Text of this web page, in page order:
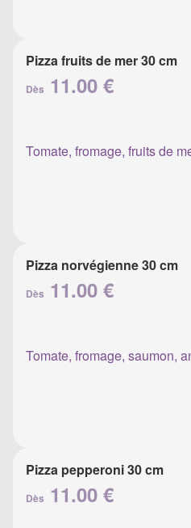
Pizza fruits de mer 30 cm
Dès 11.00 €
Tomate, fromage, fruits de
Pizza norvégienne 30 cm
Dès 11.00 €
Tomate, fromage, saumon,
Pizza pepperoni 30 cm
Dès 11.00 €